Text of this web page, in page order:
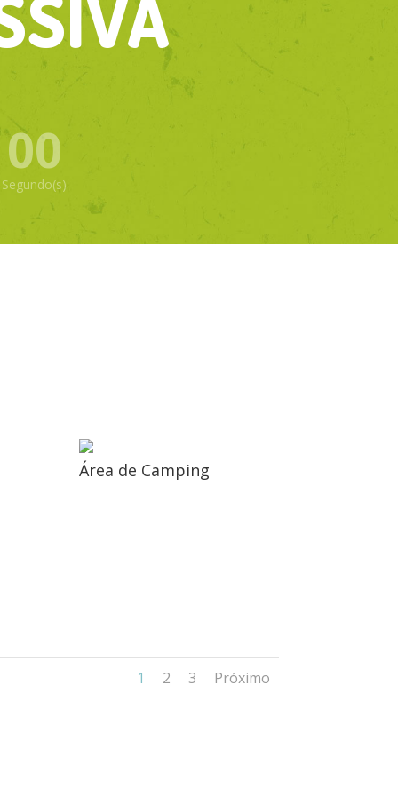
00
Segundo(s)
Área de Camping
1 2 3 Próximo